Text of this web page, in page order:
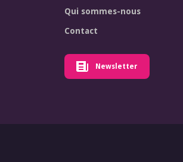
Qui sommes-nous
Contact
Newsletter